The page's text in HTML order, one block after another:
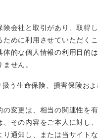
険会社と取引があり、取得
ために利用させていただくこ
体的な個人情報の利用目的
せん。
扱う生命保険、損害保険お
の変更は、相当の関連性を
、その内容をご本人に対し
り通知し、または当サイト